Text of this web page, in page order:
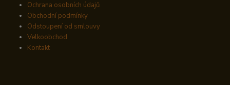
Ochrana osobních údajů
Obchodní podmínky
Odstoupení od smlouvy
Velkoobchod
Kontakt